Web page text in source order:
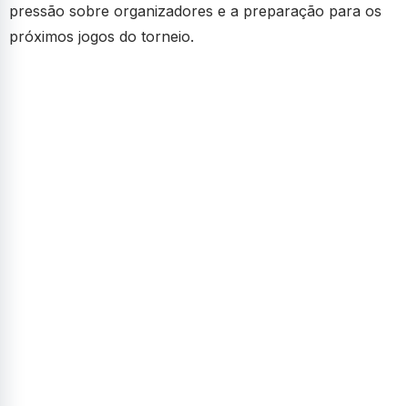
pressão sobre organizadores e a preparação para os
próximos jogos do torneio.